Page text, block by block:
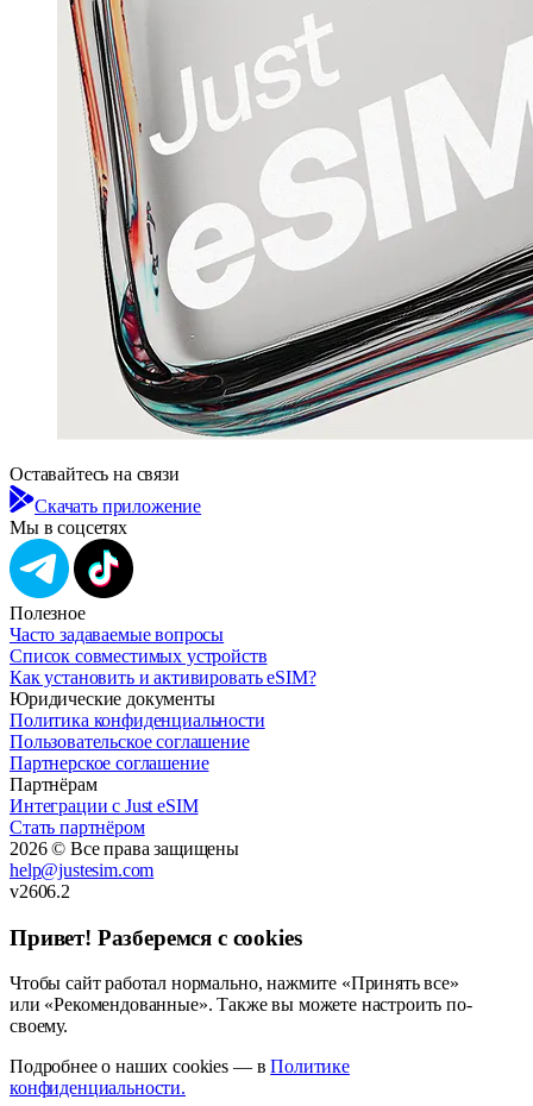
Оставайтесь на связи
Скачать приложение
Мы в соцсетях
Полезное
Часто задаваемые вопросы
Список совместимых устройств
Как установить и активировать eSIM?
Юридические документы
Политика конфиденциальности
Пользовательское соглашение
Партнерское соглашение
Партнёрам
Интеграции с Just eSIM
Стать партнёром
2026 © Все права защищены
help@justesim.com
v2606.2
Привет! Разберемся с cookies
Чтобы сайт работал нормально, нажмите «Принять все»
или «Рекомендованные». Также вы можете настроить по-
своему.
Подробнее о наших cookies — вПолитике
конфиденциальности.